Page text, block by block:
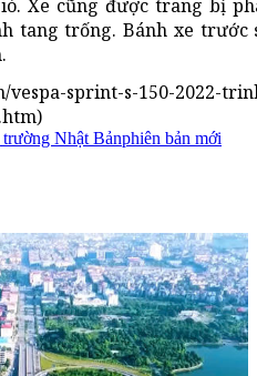
Xe cũng được trang bị
tang trống. Bánh xe trước
vespa-sprint-s-150-2022-
Nhật Bảnphiên bản mới